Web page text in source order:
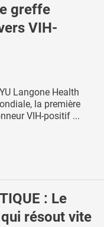
greffe
VIH-
Langone Health
la première
VIH-positif ...
: Le
résout vite